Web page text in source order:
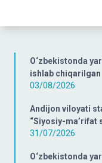
O‘zbekistonda
ishlab chiqarilgan
03/08/2026
Andijon viloyati
“Siyosiy-ma’rifat
31/07/2026
O‘zbekistonda